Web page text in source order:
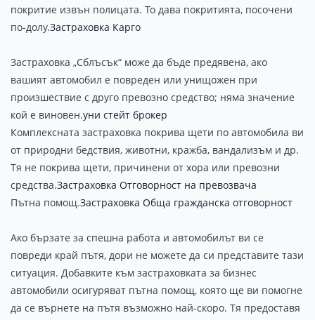
покритие извън полицата. То дава покритията, посочени
по-долу.Застраховка Карго
Застраховка „Сблъсък“ може да бъде предявена, ако
вашият автомобил е повреден или унищожен при
произшествие с друго превозно средство; няма значение
кой е виновен.уни стейт брокер
Комплексната застраховка покрива щети по автомобила ви
от природни бедствия, животни, кражба, вандализъм и др.
Тя не покрива щети, причинени от хора или превозни
средства.Застраховка Отговорност на превозвача
Пътна помощ.Застраховка Обща гражданска отговорност
Ако бързате за спешна работа и автомобилът ви се
повреди край пътя, дори не можете да си представите тази
ситуация. Добавките към застраховката за бизнес
автомобили осигуряват пътна помощ, която ще ви помогне
да се върнете на пътя възможно най-скоро. Тя предоставя